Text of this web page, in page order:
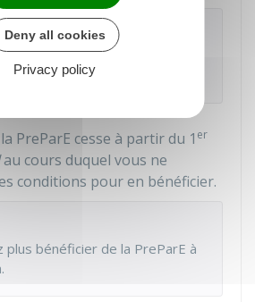
au moins un des 2
une activité professionnelle.
PreParE cesse à partir du 1 er
au cours duquel vous ne
conditions pour en bénéficier.
plus bénéficier de la PreParE à
Deny all cookies
Privacy policy